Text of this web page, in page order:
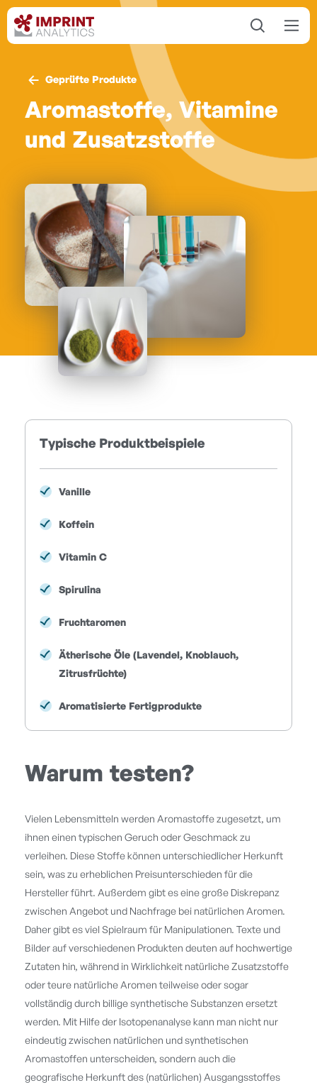
Geprüfte Produkte
Aromastoffe, Vitamine
und Zusatzstoffe
Warum testen?
Vielen Lebensmitteln werden Aromastoffe zugesetzt, um
ihnen einen typischen Geruch oder Geschmack zu
verleihen. Diese Stoffe können unterschiedlicher Herkunft
sein, was zu erheblichen Preisunterschieden für die
Hersteller führt. Außerdem gibt es eine große Diskrepanz
zwischen Angebot und Nachfrage bei natürlichen Aromen.
Daher gibt es viel Spielraum für Manipulationen. Texte und
Bilder auf verschiedenen Produkten deuten auf hochwertige
Zutaten hin, während in Wirklichkeit natürliche Zusatzstoffe
oder teure natürliche Aromen teilweise oder sogar
vollständig durch billige synthetische Substanzen ersetzt
werden. Mit Hilfe der Isotopenanalyse kann man nicht nur
eindeutig zwischen natürlichen und synthetischen
Aromastoffen unterscheiden, sondern auch die
geografische Herkunft des (natürlichen) Ausgangsstoffes
Typische Produktbeispiele
Vanille
Koffein
Vitamin C
Spirulina
Fruchtaromen
Ätherische Öle (Lavendel, Knoblauch,
Zitrusfrüchte)
Aromatisierte Fertigprodukte